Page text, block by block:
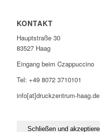
KONTAKT
Hauptstraße 30
83527 Haag
Eingang beim Czappuccino
Tel: +49 8072 3710101
info[at]druckzentrum-haag.de